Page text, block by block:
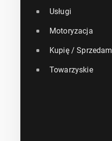
Usługi
Motoryzacja
Kupię / Sprzedam
Towarzyskie